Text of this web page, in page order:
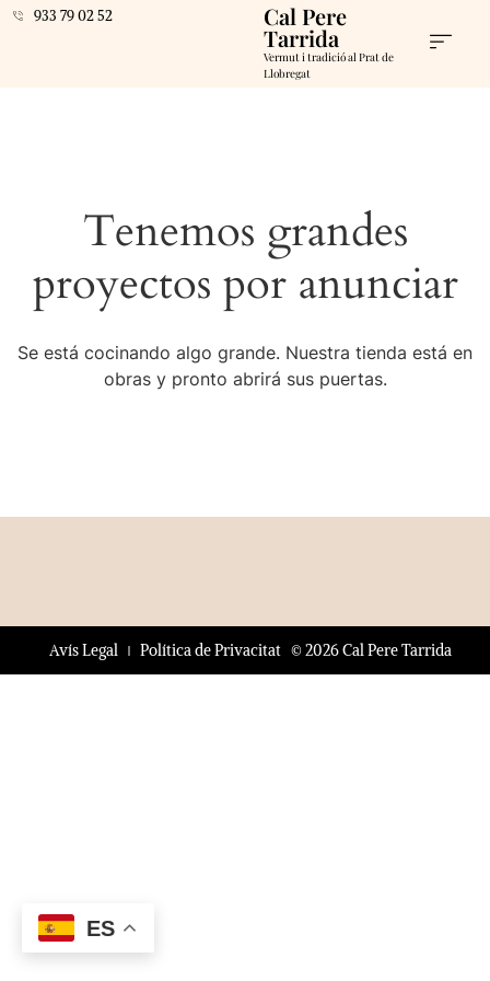
933 79 02 52 Cal Pere
Tarrida
Vermut i tradició al Prat de
Llobregat
Tenemos grandes
proyectos por anunciar
Se está cocinando algo grande. Nuestra tienda está en
obras y pronto abrirá sus puertas.
© 2026 Cal Pere Tarrida
Avís Legal Política de Privacitat
ES